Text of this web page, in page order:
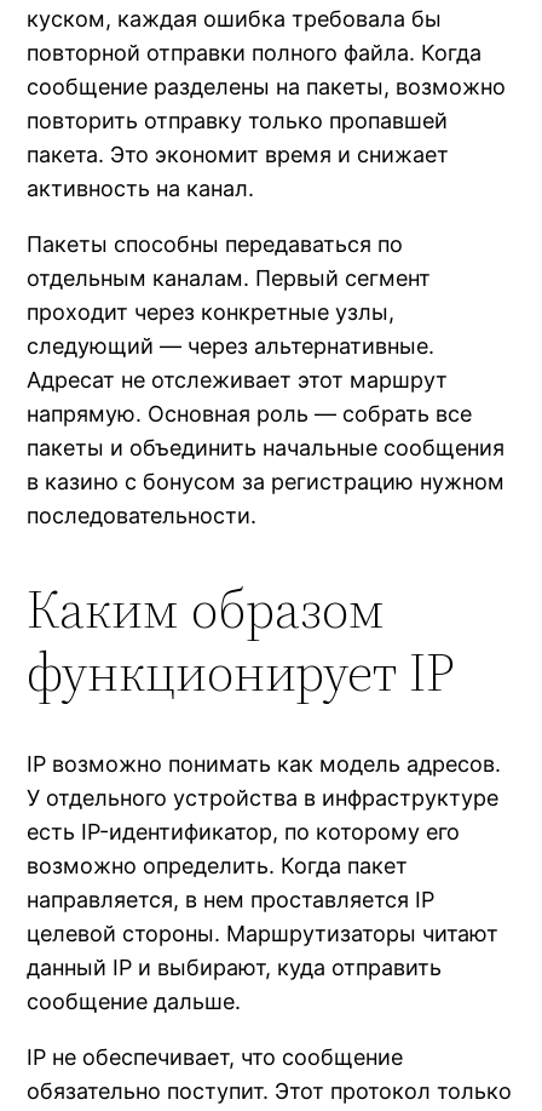
куском, каждая ошибка требовала бы
повторной отправки полного файла. Когда
сообщение разделены на пакеты, возможно
повторить отправку только пропавшей
пакета. Это экономит время и снижает
активность на канал.
Пакеты способны передаваться по
отдельным каналам. Первый сегмент
проходит через конкретные узлы,
следующий — через альтернативные.
Адресат не отслеживает этот маршрут
напрямую. Основная роль — собрать все
пакеты и объединить начальные сообщения
в казино с бонусом за регистрацию нужном
последовательности.
Каким образом
функционирует IP
IP возможно понимать как модель адресов.
У отдельного устройства в инфраструктуре
есть IP-идентификатор, по которому его
возможно определить. Когда пакет
направляется, в нем проставляется IP
целевой стороны. Маршрутизаторы читают
данный IP и выбирают, куда отправить
сообщение дальше.
IP не обеспечивает, что сообщение
обязательно поступит. Этот протокол только